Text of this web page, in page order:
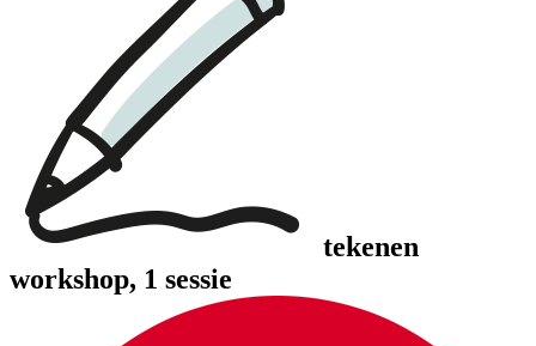
tekenen
workshop, 1 sessie